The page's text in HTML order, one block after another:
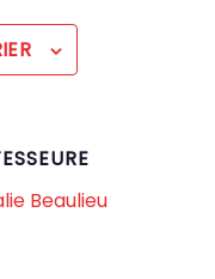
Beaulieu